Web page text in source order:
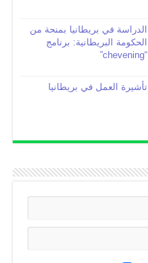
الدراسة في بريطانيا بمنحة من
الحكومة البريطانية: برنامج
“chevening”
تأشيرة العمل في بريطانيا